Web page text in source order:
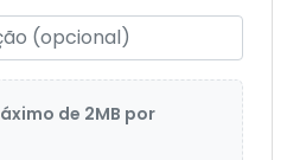
de 2MB por